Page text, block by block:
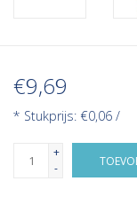
€9,69
* Stukprijs: €0,06 /
+
-